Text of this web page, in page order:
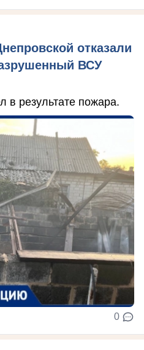
отказали
ВСУ
в результате пожара.
0